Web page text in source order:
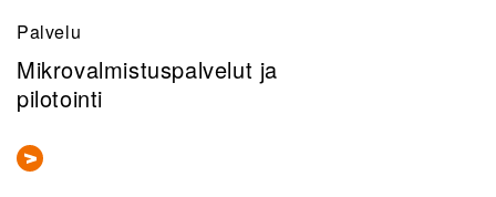
Palvelu
Mikrovalmistuspalvelut ja
pilotointi